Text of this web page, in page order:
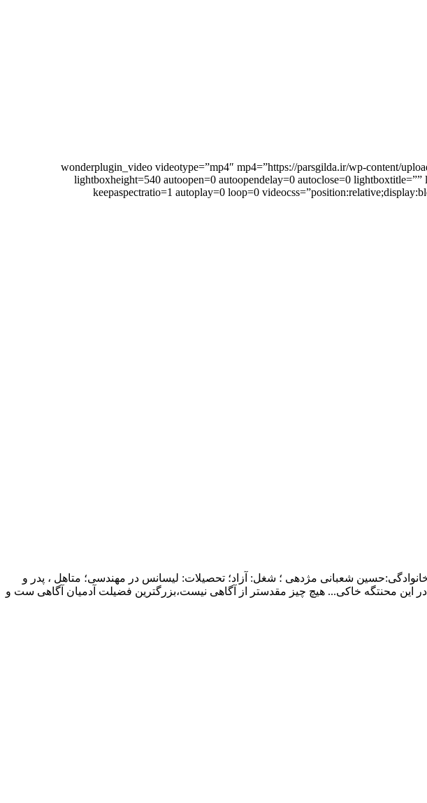
[wonderplugin_video videotype=”mp4″ mp4=”https://parsgilda.ir/wp-content/
lightboxheight=540 autoopen=0 autoopendelay=0 autoclose=0
keepaspectratio=1 autoplay=0 loop=0
شعبانی مژدهی ؛ شغل: آزاد؛ تحصیلات: لیسانس در مهندسی؛ متاهل ، پدر و
محنتگه خاکی... هیچ چیز مقدستر از آگاهی نیست،بزرگترین فضیلت آدمیان آگاهی ست و